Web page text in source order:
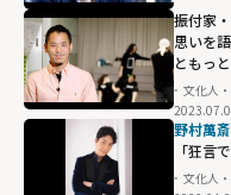
振付家
思いを
ともっ
文化人
野村萬斎
「狂言
文化人